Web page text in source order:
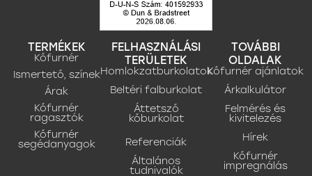
TERMÉKEK
Kőfurnér
Ismertető, színek
Árak
Kőfurnér
ragasztók
Kőfurnér
segédanyagok
FELHASZNÁLÁSI
TERÜLETEK
Homlokzatburkolatok
Beltéri falburkolat
Áttetsző
kőburkolat
Referenciák
Általános
tudnivalók
TOVÁBBI
OLDALAK
Kőfurnér ajánlatok
Árkalkulátor
Felmérés és
kivitelezés
Hírek
Kőfurnér
impregnálás